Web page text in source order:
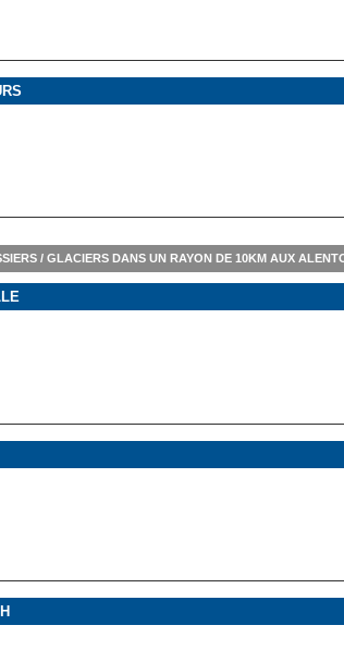
/ GLACIERS DANS UN RAYON DE 10KM AUX